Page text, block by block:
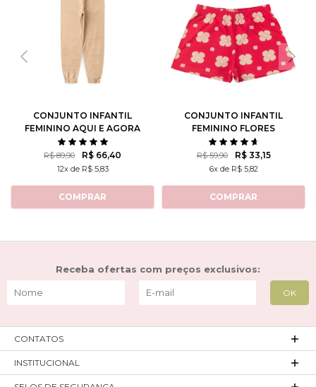
CONJUNTO INFANTIL
FEMININO AQUI E AGORA
R$ 89,90 R$ 66,40
12x de R$ 5,83
COMPRAR
CONJUNTO INFANTIL
FEMININO FLORES
ROTATIVAS
R$ 59,90 R$ 33,15
6x de R$ 5,82
COMPRAR
Receba ofertas com preços exclusivos:
CONTATOS
INSTITUCIONAL